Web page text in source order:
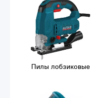
Пилы лобзиковые